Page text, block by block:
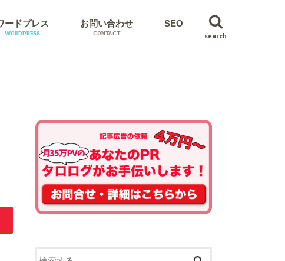
search
ードプレス
WORDPRESS
お問い合わせ
CONTACT
SEO